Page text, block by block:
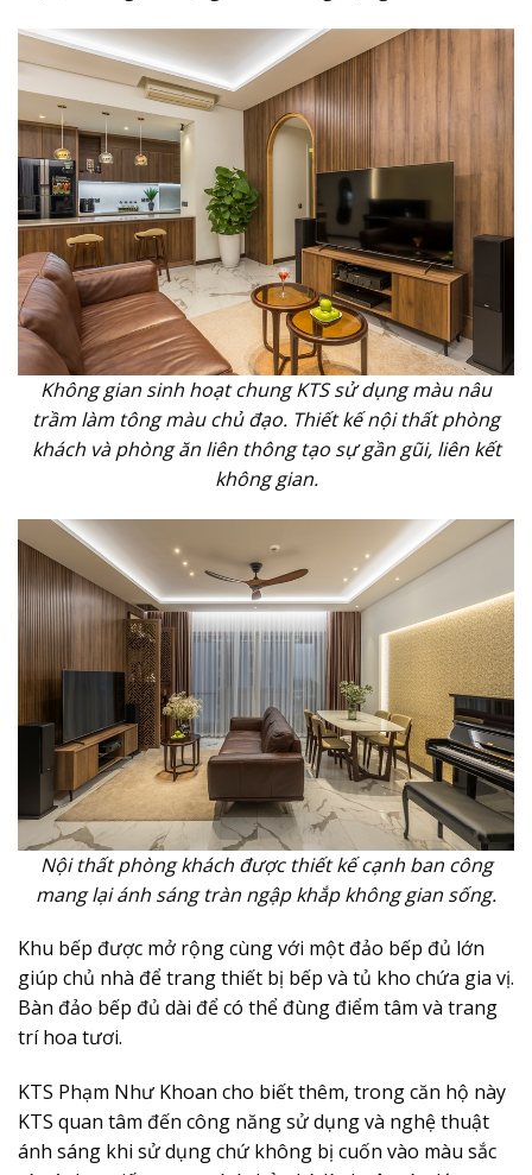
Không gian sinh hoạt chung KTS sử dụng màu nâu
trầm làm tông màu chủ đạo. Thiết kế nội thất phòng
khách và phòng ăn liên thông tạo sự gần gũi, liên kết
không gian.
Nộithất phòng khách được thiết kế cạnh ban công
mang lại ánh sáng tràn ngập khắp không gian sống.
Khu bếp được mở rộng cùng với một đảo bếp đủ lớn
giúp chủ nhà để trang thiết bị bếp và tủ kho chứa gia vị.
Bàn đảo bếp đủ dài để có thể đùng điểm tâm và trang
trí hoa tươi.
KTS Phạm Như Khoan cho biết thêm, trong căn hộ này
KTS quan tâm đến công năng sử dụng và nghệ thuật
ánh sáng khi sử dụng chứ không bị cuốn vào màu sắc